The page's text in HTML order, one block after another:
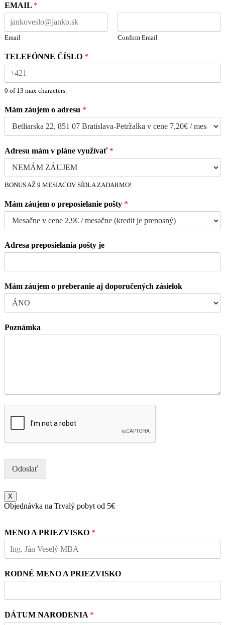
EMAIL *
Email Confirm Email
TELEFÓNNE ČÍSLO *
0 of 13 max characters.
Mám záujem o adresu *
Adresu mám v pláne využívať *
BONUS AŽ 9 MESIACOV SÍDLA ZADARMO!
Mám záujem o preposielanie pošty *
Adresa preposielania pošty je
Mám záujem o preberanie aj doporučených zásielok
Poznámka
Odoslať
X
Objednávka na Trvalý pobyt od 5€
MENO A PRIEZVISKO *
RODNÉ MENO A PRIEZVISKO
DÁTUM NARODENIA *